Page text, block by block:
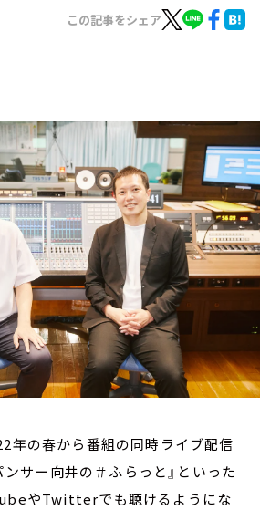
ズ
この記事をシェア
年の春から番組の同時ライブ配信
ンサー向井の＃ふらっと』といった
やTwitterでも聴けるようにな